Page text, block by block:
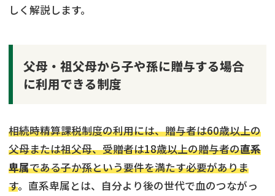
しく解説します。
父母・祖父母から子や孫に贈与する場合
に利用できる制度
相続時精算課税制度の利用には、贈与者は60歳以上の
父母または祖父母、受贈者は18歳以上の贈与者の直系
卑属である子か孫という要件を満たす必要がありま
す。直系卑属とは、自分より後の世代で血のつながっ